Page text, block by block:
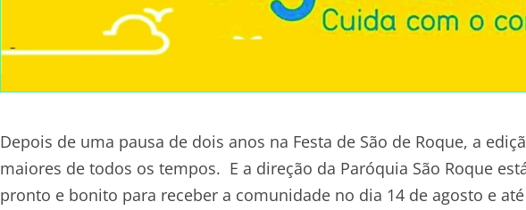
Depois de uma pausa de dois anos na Festa de São de Roque, a
maiores de todos os tempos. E a direção da Paróquia São Roque
pronto e bonito para receber a comunidade no dia 14 de agosto e